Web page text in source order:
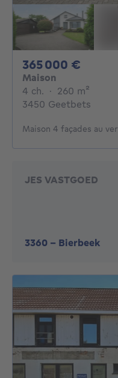
365 000 €
Maison
4 ch. 4 chambres
· 260 m²
3450 Geetbets
Maison 4 façades au
JES VASTGOED
3360 - Bierbeek